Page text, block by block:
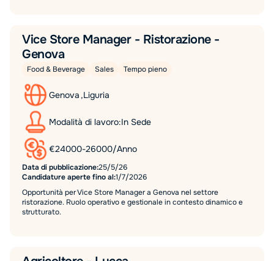
Vice Store Manager - Ristorazione -
Genova
Food & Beverage Sales Tempo pieno
Genova ,Liguria
Modalità di lavoro:In Sede
€24000-26000/Anno
Data di pubblicazione:25/5/26
Candidature aperte fino al:1/7/2026
Opportunità per Vice Store Manager a Genova nel settore
ristorazione. Ruolo operativo e gestionale in contesto dinamico e
strutturato.